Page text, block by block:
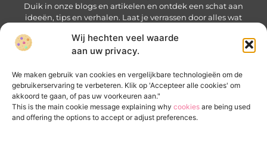
Wij hechten veel waarde
aan uw privacy.
We maken gebruik van cookies en vergelijkbare technologieën om de
gebruikerservaring te verbeteren. Klik op 'Accepteer alle cookies' om
akkoord te gaan, of pas uw voorkeuren aan."
This is the main cookie message explaining why cookies are being used
and offering the options to accept or adjust preferences.
Duik in onze blogs en artikelen en ontdek een schat aan
ideeën, tips en verhalen. Laat je verrassen door alles wat
Bericht categorie
Onze informatie